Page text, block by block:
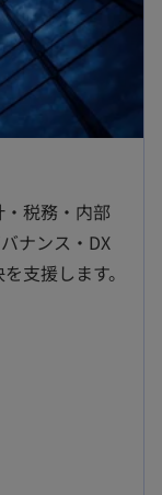
税務・内部
ナンス・DX
支援します。